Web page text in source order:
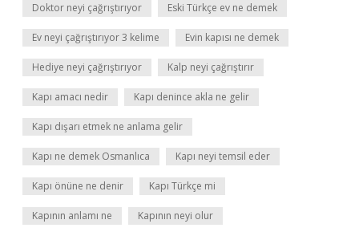
Doktor neyi çağrıştırıyor Eski Türkçe ev ne demek
Ev neyi çağrıştırıyor 3 kelime Evin kapısı ne demek
Hediye neyi çağrıştırıyor Kalp neyi çağrıştırır
Kapı amacı nedir Kapı denince akla ne gelir
Kapı dışarı etmek ne anlama gelir
Kapı ne demek Osmanlıca Kapı neyi temsil eder
Kapı önüne ne denir Kapı Türkçe mi
Kapının anlamı ne Kapının neyi olur